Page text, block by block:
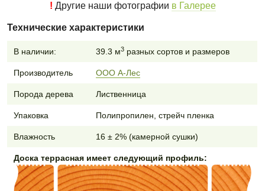
! Другие наши фотографии в Галерее
Технические характеристики
В наличии: 39.3 м3разных сортов и размеров
Производитель ООО А-Лес
Порода дерева Лиственница
Упаковка Полипропилен, стрейч пленка
Влажность 16 ± 2% (камерной сушки)
Доска террасная имеет следующий профиль: